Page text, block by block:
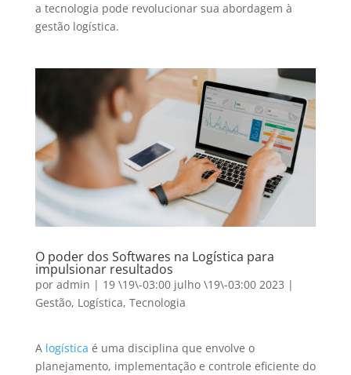
a tecnologia pode revolucionar sua abordagem à
gestão logística.
O poder dos Softwares na Logística para
impulsionar resultados
por admin | 19 \19\-03:00 julho \19\-03:00 2023 |
Gestão, Logística, Tecnologia
A logística é uma disciplina que envolve o
planejamento, implementação e controle eficiente do